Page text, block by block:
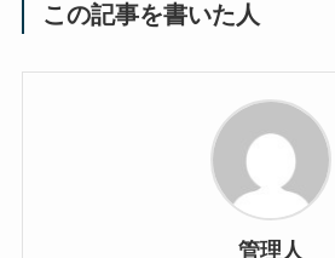
この記事を書いた人
管理人